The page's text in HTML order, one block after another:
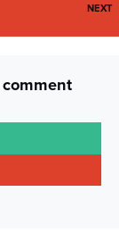
NEXT